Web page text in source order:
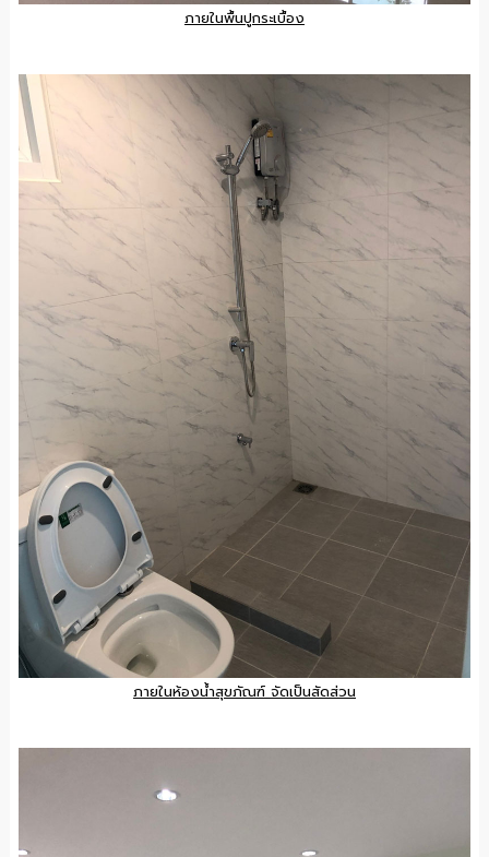
ภายในพื้นปูกระเบื้อง
ภายในห้องน้ำสุขภัณฑ์ จัดเป็นสัดส่วน